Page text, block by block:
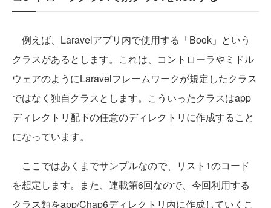
例えば、Laravelアプリ内で使用する「Book」という
クラスがあるとします。これは、コントローラやミドル
ウェアのようにLaravelフレームワークが規定したクラス
ではなく独自クラスとします。こういったクラスはapp
ディレクトリ配下の任意のディレクトリに作成すること
になっています。
ここではあくまでサンプルなので、リスト1のコード
を想定します。また、連載第6回なので、今回利用する
クラス類をapp/Chap6ディレクトリ内に作成していくこ